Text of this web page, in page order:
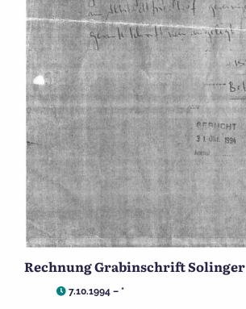
Rechnung Grabinschrift Solinger
7.10.1994 – *